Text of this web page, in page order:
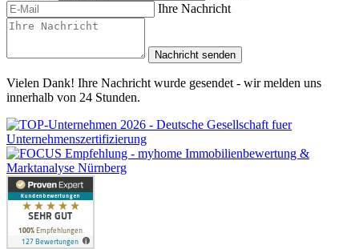
Ihre Nachricht
Nachricht senden
Vielen Dank! Ihre Nachricht wurde gesendet - wir melden uns
innerhalb von 24 Stunden.